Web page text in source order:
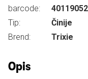
barcode:
Tip:
Činije
Brend:
Trixie
Opis